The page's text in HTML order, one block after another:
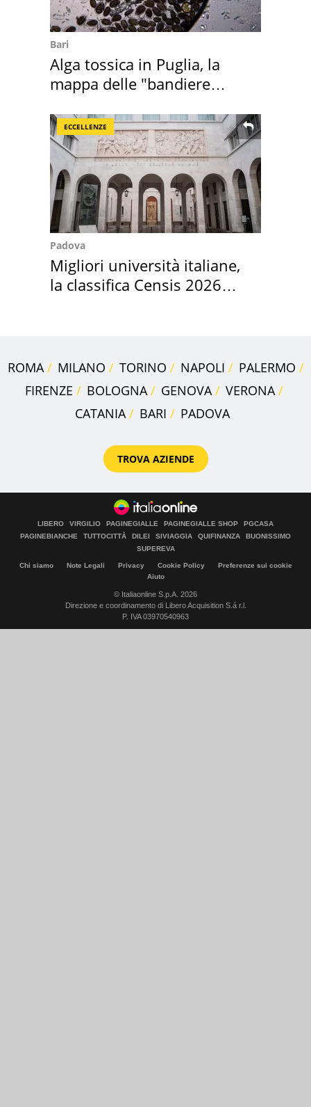
Bari
Alga tossica in Puglia, la
mappa delle "bandiere
ECCELLENZE
Padova
Migliori università italiane,
la classifica Censis 2026
ROMA MILANO TORINO NAPOLI
PALERMO
FIRENZE
BOLOGNA GENOVA
VERONA
CATANIA
BARI PADOVA
TROVA AZIENDE
LIBERO VIRGILIO PAGINEGIALLE PAGINEGIALLE SHOP
PGCASA
PAGINEBIANCHE
TUTTOCITTÀ DILEI SIVIAGGIA QUIFINANZA
BUONISSIMO
SUPEREVA
Chi siamo Note Legali Privacy Cookie Policy
Preferenze sui cookie
Aiuto
© Italiaonline S.p.A. 2026
Direzione e coordinamento di Libero Acquisition S.á r.l.
P. IVA 03970540963